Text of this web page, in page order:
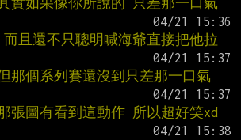
實如果像你所說的 只差那一口氣
且還不只聰明喊海爺直接把他拉
那個系列賽還沒到只差那一口氣
張圖有看到這動作 所以超好笑xd